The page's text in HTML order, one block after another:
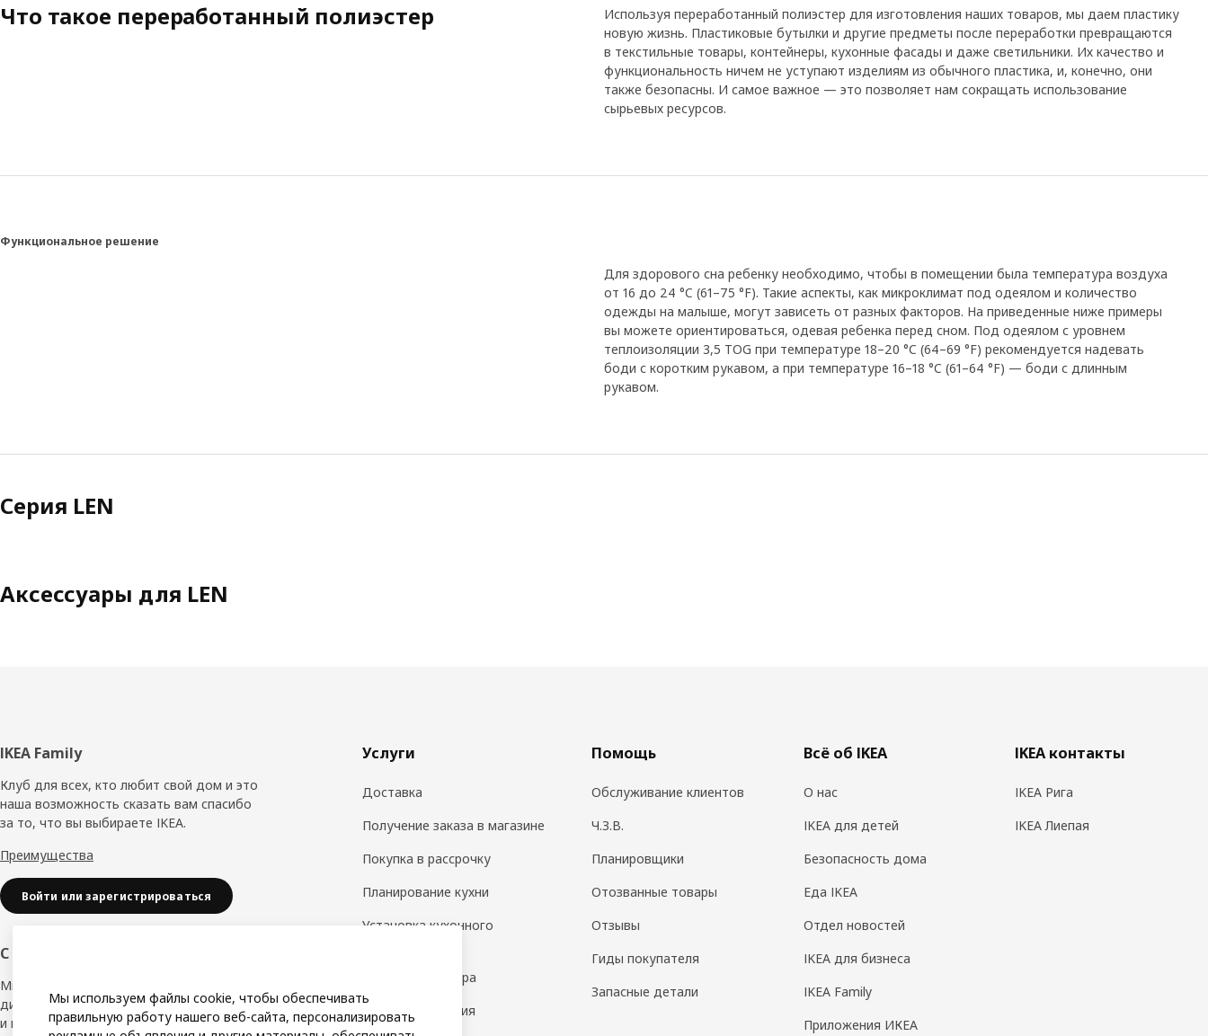
Что такое переработанный полиэстер
Используя переработанный полиэстер для изготовления наших товаров, мы даем пластику
новую жизнь. Пластиковые бутылки и другие предметы после переработки превращаются
в текстильные товары, контейнеры, кухонные фасады и даже светильники. Их качество и
функциональность ничем не уступают изделиям из обычного пластика, и, конечно, они
также безопасны. И самое важное — это позволяет нам сокращать использование
сырьевых ресурсов.
Функциональное решение
Для здорового сна ребенку необходимо, чтобы в помещении была температура воздуха
от 16 до 24 °C (61–75 °F). Такие аспекты, как микроклимат под одеялом и количество
одежды на малыше, могут зависеть от разных факторов. На приведенные ниже примеры
вы можете ориентироваться, одевая ребенка перед сном. Под одеялом с уровнем
теплоизоляции 3,5 TOG при температуре 18–20 °C (64–69 °F) рекомендуется надевать
боди с коротким рукавом, а при температуре 16–18 °C (61–64 °F) — боди с длинным
рукавом.
Серия LEN
Аксессуары для LEN
Нижний
колонтитул
IKEA Family
Клуб для всех, кто любит свой дом и это
наша возможность сказать вам спасибо
за то, что вы выбираете IKEA.
Преимущества
Войти или зарегистрироваться
С заботой о вашем бизнесе
Мы в IKEA, предлагаем безупречный
дизайн, вариации стилей, отличные цены
и надёжное качество.
Услуги
Доставка
Получение заказа в магазине
Покупка в рассрочку
Планирование кухни
Установка кухонного
Дизайн интерьера
Замер помещения
Помощь
Обслуживание клиентов
Ч.З.В.
Планировщики
Отозванные товары
Отзывы
Гиды покупателя
Запасные детали
Всё об IKEA
О нас
IKEA для детей
Безопасность дома
Еда IKEA
Отдел новостей
IKEA для бизнеса
IKEA Family
Приложения ИКЕА
IKEA контакты
IKEA Рига
IKEA Лиепая
Мы используем файлы cookie, чтобы обеспечивать
правильную работу нашего веб-сайта, персонализировать